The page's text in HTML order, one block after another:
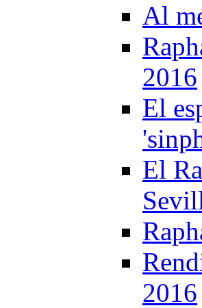
Al
2016
El
El
2016